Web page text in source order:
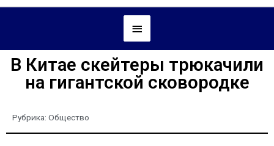
В Китае скейтеры трюкачили
на гигантской сковородке
Рубрика: Общество